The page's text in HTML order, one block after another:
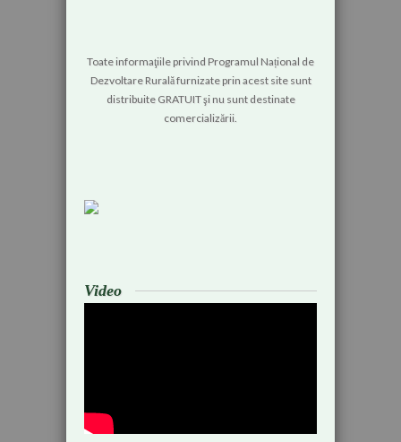
Toate informaţiile privind Programul Național de
Dezvoltare Rurală furnizate prin acest site sunt
distribuite GRATUIT şi nu sunt destinate
comercializării.
Video